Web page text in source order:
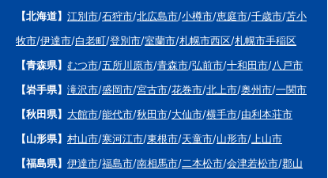
【北海道】 江別市/石狩市/北広島市/小樽市/恵庭市/千歳市/苫小
牧市/伊達市/白老町/登別市/室蘭市/札幌市西区/札幌市手稲区
【青森県】 むつ市/五所川原市/青森市/弘前市/十和田市/八戸市
【岩手県】 滝沢市/盛岡市/宮古市/花巻市/北上市/奥州市/一関市
【秋田県】 大館市/能代市/秋田市/大仙市/横手市/由利本荘市
【山形県】 村山市/寒河江市/東根市/天童市/山形市/上山市
【福島県】 伊達市/福島市/南相馬市/二本松市/会津若松市/郡山